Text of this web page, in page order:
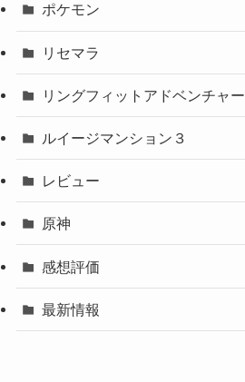
ポケモン
リセマラ
リングフィットアドベンチャー
ルイージマンション３
レビュー
原神
感想評価
最新情報